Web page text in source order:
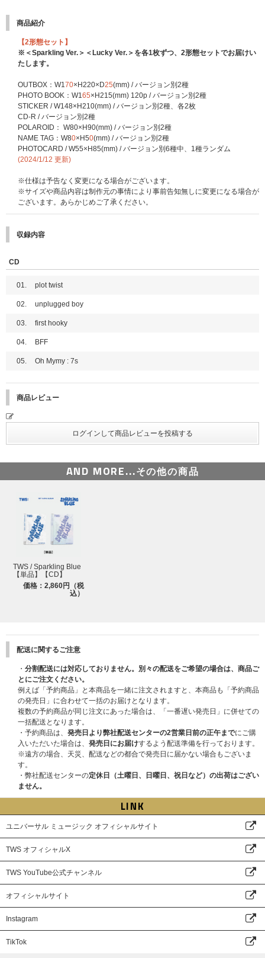
※必ず、お届け予定日と応募スケジュールをご自身でご確認の上、ご注文く
ださい。
商品紹介
【2形態セット】
※＜Sparkling Ver.＞＜Lucky Ver.＞を各1枚ずつ、2形態セットでお届けい
たします。
OUTBOX：W170×H220×D25(mm) / バージョン別2種
PHOTO BOOK：W165×H215(mm) 120p / バージョン別2種
STICKER / W148×H210(mm) / バージョン別2種、各2枚
CD-R / バージョン別2種
POLAROID： W80×H90(mm) / バージョン別2種
NAME TAG：W80×H50(mm) / バージョン別2種
PHOTOCARD / W55×H85(mm) / バージョン別6種中、1種ランダム
(2024/1/12 更新)
※仕様は予告なく変更になる場合がございます。
※サイズや商品内容は制作元の事情により事前告知無しに変更になる場合が
ございます。あらかじめご了承ください。
収録内容
CD
01. plot twist
02. unplugged boy
03. first hooky
04. BFF
05. Oh Mymy : 7s
商品レビュー
AND MORE...その他の商品
TWS / Sparkling Blue
【単品】【CD】
価格：2,860円（税
込）
配送に関するご注意
・ 分割配送には対応しておりません。別々の配送をご希望の場合は、商品ご
とにご注文ください。
例えば「予約商品」と本商品を一緒に注文されますと、本商品も「予約商品
の発売日」に合わせて一括のお届けとなります。
複数の予約商品が同じ注文にあった場合は、「一番遅い発売日」に併せての
一括配送となります。
・予約商品は、 発売日より弊社配送センターの2営業日前の正午までにご購
入いただいた場合は、 発売日にお届けするよう配送準備を行っております。
※遠方の場合、天災、配送などの都合で発売日に届かない場合もございま
す。
・弊社配送センターの定休日（土曜日、日曜日、祝日など）の出荷はござい
ません。
LINK
ユニバーサル ミュージック オフィシャルサイト
TWS オフィシャルX
TWS YouTube公式チャンネル
オフィシャルサイト
Instagram
TikTok